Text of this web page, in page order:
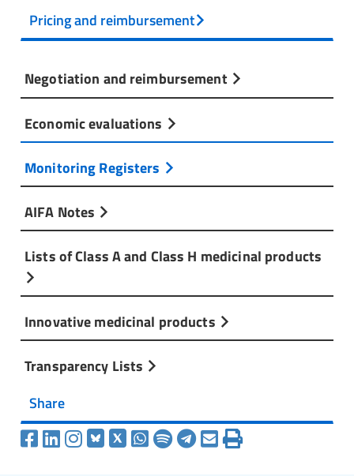
Pricing and reimbursement
Negotiation and reimbursement
Economic evaluations
Monitoring Registers
AIFA Notes
Lists of Class A and Class H medicinal products
Innovative medicinal products
Transparency Lists
Share